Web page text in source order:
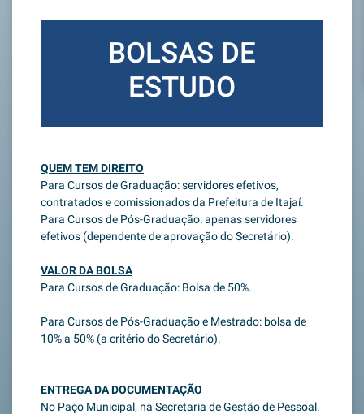
BOLSAS DE
ESTUDO
QUEM TEM DIREITO
Para Cursos de Graduação: servidores efetivos,
contratados e comissionados da Prefeitura de Itajaí.
Para Cursos de Pós-Graduação: apenas servidores
efetivos (dependente de aprovação do Secretário).
VALOR DA BOLSA
Para Cursos de Graduação: Bolsa de 50%.
Para Cursos de Pós-Graduação e Mestrado: bolsa de
10% a 50% (a critério do Secretário).
ENTREGA DA DOCUMENTAÇÃO
No Paço Municipal, na Secretaria de Gestão de Pessoal.